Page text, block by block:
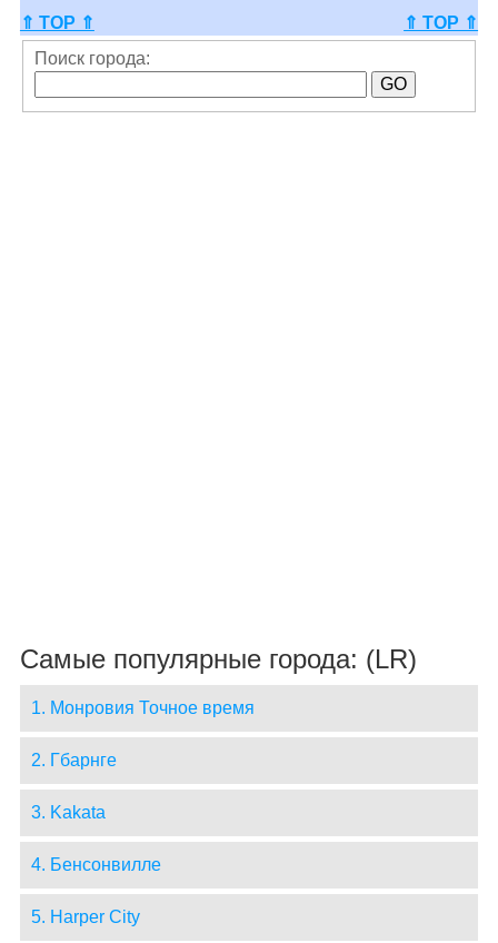
⇑ TOP ⇑
⇑ TOP ⇑
Поиск города:
Самые популярные города: (LR)
1. Монровия Точное время
2. Гбарнге
3. Kakata
4. Бенсонвилле
5. Harper City